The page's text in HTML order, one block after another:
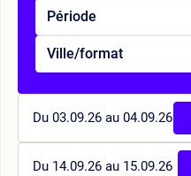
Période
Ville/format
Du 03.09.26 au 04.09.26
Du 14.09.26 au 15.09.26